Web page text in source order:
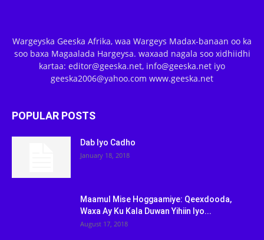
Wargeyska Geeska Afrika, waa Wargeys Madax-banaan oo ka
soo baxa Magaalada Hargeysa. waxaad nagala soo xidhiidhi
kartaa: editor@geeska.net, info@geeska.net iyo
geeska2006@yahoo.com www.geeska.net
POPULAR POSTS
Dab Iyo Cadho
January 18, 2018
Maamul Mise Hoggaamiye: Qeexdooda,
Waxa Ay Ku Kala Duwan Yihiin Iyo...
August 17, 2018